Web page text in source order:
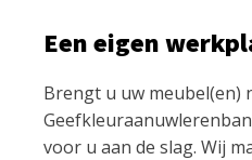
Een eigen
Brengt u uw meubel(en)
voor u aan de slag. Wij